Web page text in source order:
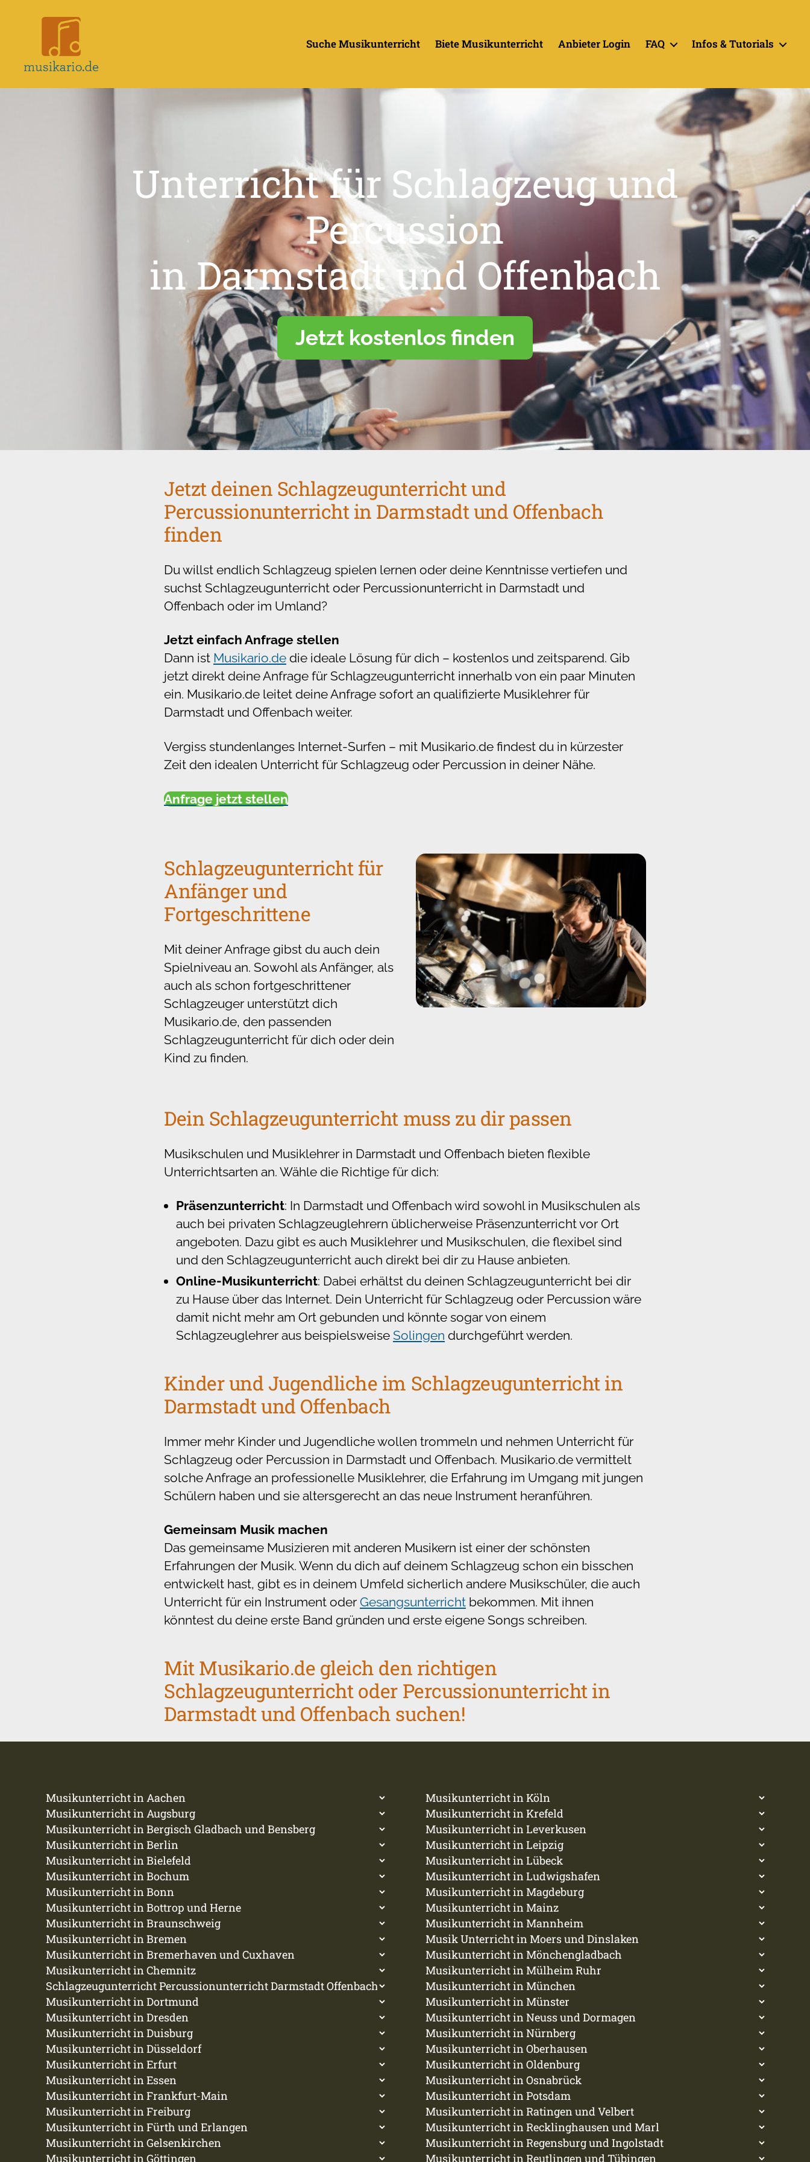
–
Suche Musikunterricht Biete Musikunterricht Anbieter Login FAQ Infos & Tutorials
Unterricht für Schlagzeug und
Percussion
in Darmstadt und Offenbach
Jetzt kostenlos finden
Jetzt deinen Schlagzeugunterricht und
Percussionunterricht in Darmstadt und Offenbach
finden
Du willst endlich Schlagzeug spielen lernen oder deine Kenntnisse vertiefen und
suchst Schlagzeugunterricht oder Percussionunterricht in Darmstadt und
Offenbach oder im Umland?
Jetzt einfach Anfrage stellen
Dann ist Musikario.de die ideale Lösung für dich – kostenlos und zeitsparend. Gib
jetzt direkt deine Anfrage für Schlagzeugunterricht innerhalb von ein paar Minuten
ein. Musikario.de leitet deine Anfrage sofort an qualifizierte Musiklehrer für
Darmstadt und Offenbach weiter.
Vergiss stundenlanges Internet-Surfen – mit Musikario.de findest du in kürzester
Zeit den idealen Unterricht für Schlagzeug oder Percussion in deiner Nähe.
Anfrage jetzt stellen
Schlagzeugunterricht für
Anfänger und
Fortgeschrittene
Mit deiner Anfrage gibst du auch dein
Spielniveau an. Sowohl als Anfänger, als
auch als schon fortgeschrittener
Schlagzeuger unterstützt dich
Musikario.de, den passenden
Schlagzeugunterricht für dich oder dein
Kind zu finden.
Dein Schlagzeugunterricht muss zu dir passen
Musikschulen und Musiklehrer in Darmstadt und Offenbach bieten flexible
Unterrichtsarten an. Wähle die Richtige für dich:
Präsenzunterricht: In Darmstadt und Offenbach wird sowohl in Musikschulen als
auch bei privaten Schlagzeuglehrern üblicherweise Präsenzunterricht vor Ort
angeboten. Dazu gibt es auch Musiklehrer und Musikschulen, die flexibel sind
und den Schlagzeugunterricht auch direkt bei dir zu Hause anbieten.
Online-Musikunterricht: Dabei erhältst du deinen Schlagzeugunterricht bei dir
zu Hause über das Internet. Dein Unterricht für Schlagzeug oder Percussion wäre
damit nicht mehr am Ort gebunden und könnte sogar von einem
Schlagzeuglehrer aus beispielsweise Solingen durchgeführt werden.
Kinder und Jugendliche im Schlagzeugunterricht in
Darmstadt und Offenbach
Immer mehr Kinder und Jugendliche wollen trommeln und nehmen Unterricht für
Schlagzeug oder Percussion in Darmstadt und Offenbach. Musikario.de vermittelt
solche Anfrage an professionelle Musiklehrer, die Erfahrung im Umgang mit jungen
Schülern haben und sie altersgerecht an das neue Instrument heranführen.
Gemeinsam Musik machen
Das gemeinsame Musizieren mit anderen Musikern ist einer der schönsten
Erfahrungen der Musik. Wenn du dich auf deinem Schlagzeug schon ein bisschen
entwickelt hast, gibt es in deinem Umfeld sicherlich andere Musikschüler, die auch
Unterricht für ein Instrument oder Gesangsunterricht bekommen. Mit ihnen
könntest du deine erste Band gründen und erste eigene Songs schreiben.
Mit Musikario.de gleich den richtigen
Schlagzeugunterricht oder Percussionunterricht in
Darmstadt und Offenbach suchen!